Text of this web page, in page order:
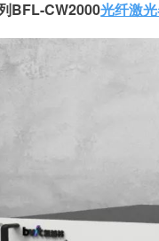
BFL-CW2000光纤激